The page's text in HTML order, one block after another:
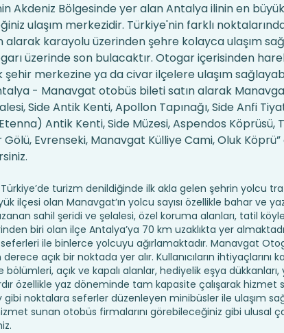
Akdeniz Bölgesinde yer alan Antalya ilinin en
ulaşım merkezidir. Türkiye'nin farklı
karayolu üzerinden şehre kolayca ulaşım
üzerinde son bulacaktır. Otogar içerisinden
merkezine ya da civar ilçelere ulaşım
- Manavgat otobüs bileti satın alarak
Side Antik Kenti, Apollon Tapınağı, Side Anfi
Antik Kenti, Side Müzesi, Aspendos Köprüsü,
Evrenseki, Manavgat Külliye Cami, Oluk
turizm denildiğinde ilk akla gelen şehrin yolcu
ilçesi olan Manavgat’ın yolcu sayısı özellikle bahar ve
sahil şeridi ve şelalesi, özel koruma alanları, tatil
biri olan ilçe Antalya’ya 70 km uzaklıkta yer
ile binlerce yolcuyu ağırlamaktadır. Manavgat
açık bir noktada yer alır. Kullanıcıların ihtiyaçlarını
açık ve kapalı alanlar, hediyelik eşya
özellikle yaz döneminde tam kapasite çalışarak hizmet
gibi noktalara seferler düzenleyen minibüsler ile ulaşım
sunan otobüs firmalarını görebileceğiniz gibi ulusal